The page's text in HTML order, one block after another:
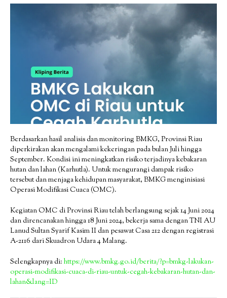
Berdasarkan hasil analisis dan monitoring BMKG, Provinsi Riau
diperkirakan akan mengalami kekeringan pada bulan Juli hingga
September. Kondisi ini meningkatkan risiko terjadinya kebakaran
hutan dan lahan (Karhutla). Untuk mengurangi dampak risiko
tersebut dan menjaga kehidupan masyarakat, BMKG menginisiasi
Operasi Modifikasi Cuaca (OMC).
Kegiatan OMC di Provinsi Riau telah berlangsung sejak 14 Juni 2024
dan direncanakan hingga 18 Juni 2024, bekerja sama dengan TNI AU
Lanud Sultan Syarif Kasim II dan pesawat Casa 212 dengan registrasi
A-2116 dari Skuadron Udara 4 Malang.
Selengkapnya di: https://www.bmkg.go.id/berita/?p=bmkg-lakukan-
operasi-modifikasi-cuaca-di-riau-untuk-cegah-kebakaran-hutan-dan-
lahan&lang=ID